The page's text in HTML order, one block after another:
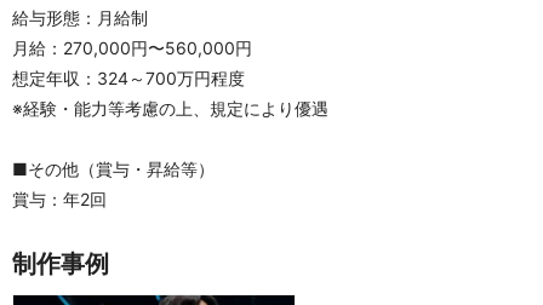
給与形態：月給制
月給：270,000円〜560,000円
想定年収：324～700万円程度
※経験・能力等考慮の上、規定により優遇
■その他（賞与・昇給等）
賞与：年2回
制作事例